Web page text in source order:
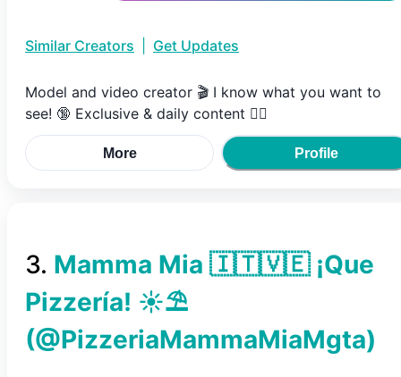
Similar Creators Get Updates
Model and video creator 🎬 I know what you want to
see! 🔞 Exclusive & daily content 👇🏼
More Profile
3. Mamma Mia 🇮🇹🇻🇪 ¡Que
Pizzería! ☀️⛱️
(@PizzeriaMammaMiaMgta)